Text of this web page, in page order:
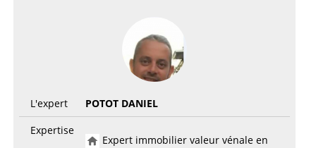
L'expert
POTOT DANIEL
Expertise
Expert immobilier valeur vénale en